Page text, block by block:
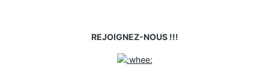
REJOIGNEZ-NOUS !!!